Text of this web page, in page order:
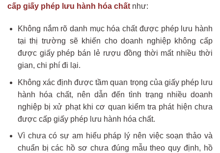
cấp giấy phép lưu hành hóa chất như:
Không nắm rõ danh mục hóa chất được phép lưu hành
tại thị trường sẽ khiến cho doanh nghiệp không cấp
được giấy phép bán lẻ rượu đồng thời mất nhiều thời
gian, chi phí đi lại.
Không xác định được tầm quan trọng của giấy phép lưu
hành hóa chất, nên dẫn đến tình trạng nhiều doanh
nghiệp bị xử phạt khi cơ quan kiểm tra phát hiện chưa
được cấp giấy phép lưu hành hóa chất.
Vì chưa có sự am hiểu pháp lý nên việc soạn thảo và
chuẩn bị các hồ sơ chưa đúng mẫu theo quy định, hồ